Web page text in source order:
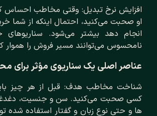
افزایش نرخ تبدیل: وقتی مخاطب احساس
او صحبت می‌کنید، احتمال اینکه از شما
انجام دهد بیشتر می‌شود.
نامحسوس می‌توانند مسیر فروش را هموار
عناصر اصلی یک سناریوی مؤثر برای
شناخت مخاطب هدف: قبل از هر چیز
کسی صحبت می‌کنید. سن و جنسیت،
‌ها و حتی نوع زبان و گفتار استفاده‌ شده